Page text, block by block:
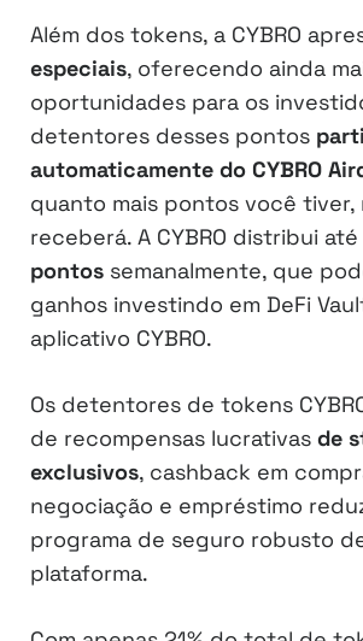
Além dos tokens, a CYBRO
especiais, oferecendo ainda
oportunidades para os
detentores desses pontos
automaticamente do CYBRO
quanto mais pontos você tiver,
receberá. A CYBRO distribui até
pontos semanalmente, que
ganhos investindo em DeFi
aplicativo CYBRO.
Os detentores de tokens
de recompensas lucrativas de
exclusivos, cashback em
negociação e empréstimo
programa de seguro robusto
plataforma.